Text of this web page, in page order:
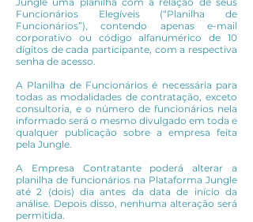
Funcionários Elegíveis (“Planilha de
Funcionários”), contendo apenas e-mail
corporativo ou código alfanumérico de 10
dígitos de cada participante, com a respectiva
senha de acesso.
A Planilha de Funcionários é necessária para
todas as modalidades de contratação, exceto
consultoria, e o número de funcionários nela
informado será o mesmo divulgado em toda e
qualquer publicação sobre a empresa feita
pela Jungle.
A Empresa Contratante poderá alterar a
planilha de funcionários na Plataforma Jungle
até 2 (dois) dia antes da data de início da
análise. Depois disso, nenhuma alteração será
permitida.